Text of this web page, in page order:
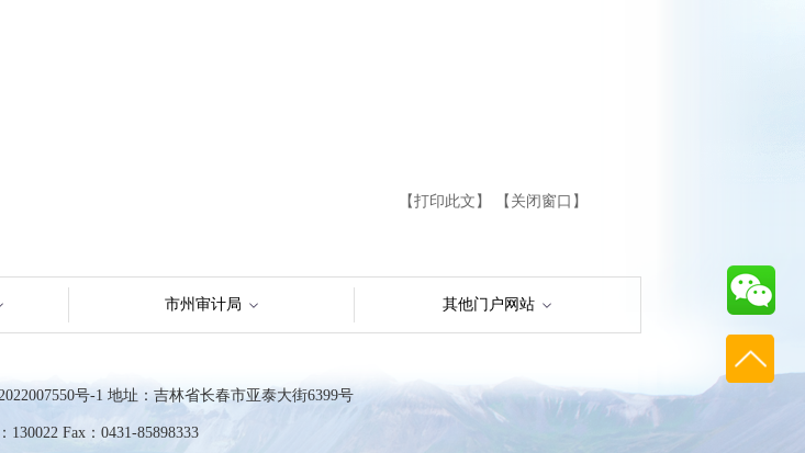
【打印此文】 【关闭窗口】
市州审计局 其他门户网站
号-1 地址：吉林省长春市亚泰大街6399号
130022 Fax：0431-85898333